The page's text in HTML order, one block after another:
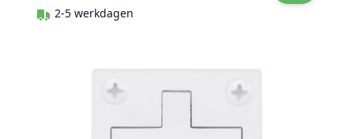
2-5 werkdagen